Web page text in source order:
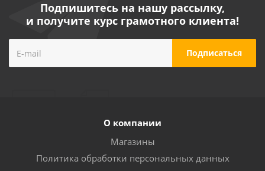
Подпишитесь на нашу рассылку,
и получите курс грамотного клиента!
О компании
Магазины
Политика обработки персональных данных